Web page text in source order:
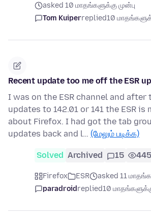
asked 10 மாதங்களுக்கு முன்பு
Tom Kuiperreplied10
Recent update too me off the ESR
I was on the ESR channel and after
updates to 142.01 or 141 the ESR
about Firefox. I had got the tab
updates back and l… (மேலும் படிக்க)
Solved Archived 15 445
Firefox ESR
asked 11
paradroidreplied10